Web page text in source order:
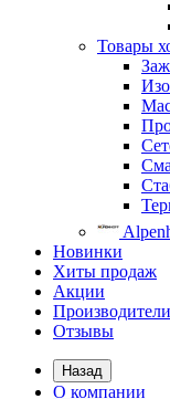
Товары
Новинки
Хиты продаж
Акции
Производители
Отзывы
Назад
О компании